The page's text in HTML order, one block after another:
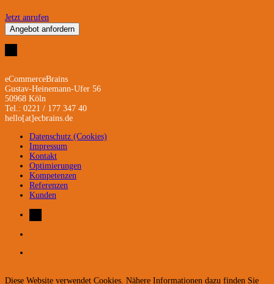
Jetzt anrufen
Angebot anfordern
eCommerceBrains
Gustav-Heinemann-Ufer 56
50968 Köln
Tel.: 0221 / 177 347 40
hello[at]ecbrains.de
Datenschutz (Cookies)
Impressum
Kontakt
Optimierungen
Kompetenzen
Referenzen
Kunden
Diese Website verwendet Cookies. Nähere Informationen dazu finden Sie